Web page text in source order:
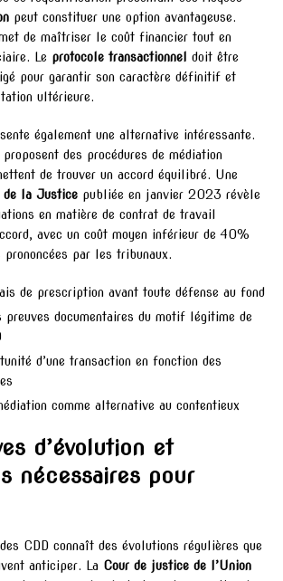
peut constituer une option avantageuse.
de maîtriser le coût financier tout en
Le protocole transactionnel
doit être
pour garantir son caractère définitif et
ultérieure.
également une alternative intéressante.
des procédures de médiation
de trouver un accord équilibré. Une
de la Justice publiée en janvier 2023 révèle
en matière de contrat de travail
avec un coût moyen inférieur de 40%
prononcées par les tribunaux.
de prescription avant toute défense au fond
preuves documentaires du motif légitime de
d’une transaction en fonction des
comme alternative au contentieux
d’évolution et
nécessaires pour
CDD connaît des évolutions régulières que
anticiper. La Cour de justice de l’Union